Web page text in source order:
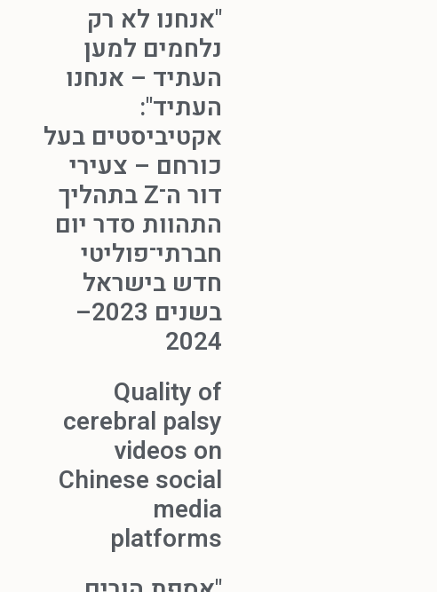
"אנחנו לא רק
נלחמים למען
העתיד – אנחנו
העתיד":
אקטיביסטים בעל
כורחם – צעירי
דור ה־Z בתהליך
התהוות סדר יום
חברתי־פוליטי
חדש בישראל
בשנים 2023–
2024
Quality of
cerebral palsy
videos on
Chinese social
media
platforms